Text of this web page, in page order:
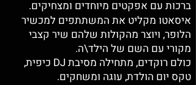
ברכות עם אפקטים מיוחדים ומצחיקים.
איסאטו מקליט את המשתתפים למכשיר
הלופר, ויוצר מהקולות שלהם שיר קצבי
מקורי עם השם של הילד\ה.
כו
לם רוקדים, מתחילה מסיבת DJ כיפית,
טקס יום הולדת, עוגה ומשחקים.